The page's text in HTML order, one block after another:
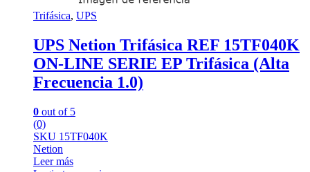
Trifásica, UPS
UPS Netion Trifásica REF 15TF040K
ON-LINE SERIE EP Trifásica (Alta
Frecuencia 1.0)
0 out of 5
(0)
SKU 15TF040K
Netion
Leer más